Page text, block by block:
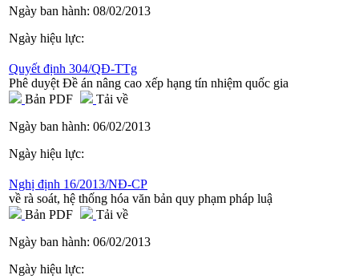
Ngày ban hành: 08/02/2013
Ngày hiệu lực:
Quyết định 304/QĐ-TTg
Phê duyệt Đề án nâng cao xếp hạng tín nhiệm quốc gia
Bản PDF
Tải về
Ngày ban hành: 06/02/2013
Ngày hiệu lực:
Nghị định 16/2013/NĐ-CP
về rà soát, hệ thống hóa văn bản quy phạm pháp luậ
Bản PDF
Tải về
Ngày ban hành: 06/02/2013
Ngày hiệu lực: